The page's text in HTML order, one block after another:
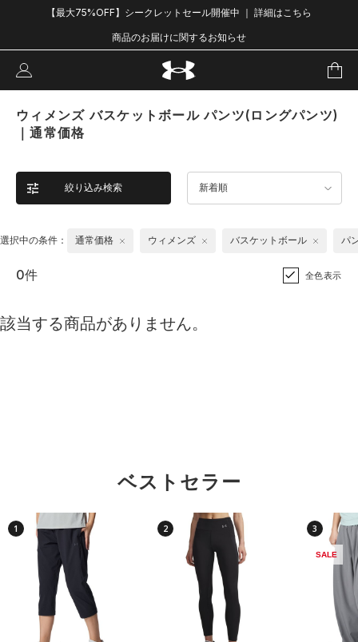
【最大75%OFF】シークレットセール開催中 ｜ 詳細はこちら
商品のお届けに関するお知らせ
ウィメンズ バスケットボール パンツ(ロングパンツ)
｜通常価格
絞り込み検索 新着順
選択中の条件： 通常価格 ウィメンズ バスケットボール パ
0件 全色表示
該当する商品がありません。
ベストセラー
1 2 3
SALE